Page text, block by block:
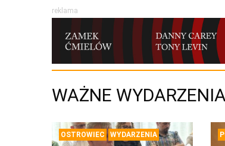
reklama
WAŻNE WYDARZENIA
OSTROWIEC WYDARZENIA